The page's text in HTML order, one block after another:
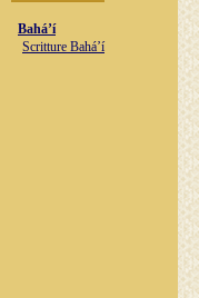
Bahá’í
Scritture Bahá’í